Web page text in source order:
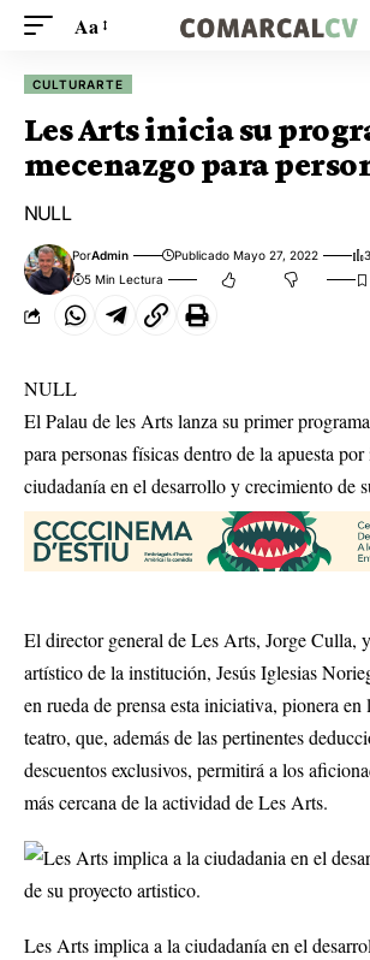
Aa
CULTURARTE
Les Arts inicia su
mecenazgo para
NULL
PorAdmin Publicado Mayo 27, 2022
5 Min Lectura
NULL
El Palau de les Arts lanza su primer
para personas físicas dentro de la apuesta
ciudadanía en el desarrollo y crecimiento de
El director general de Les Arts, Jorge Culla,
artístico de la institución, Jesús Iglesias
en rueda de prensa esta iniciativa, pionera
teatro, que, además de las pertinentes
descuentos exclusivos, permitirá a los
más cercana de la actividad de Les Arts.
Les Arts implica a la ciudadanía en el